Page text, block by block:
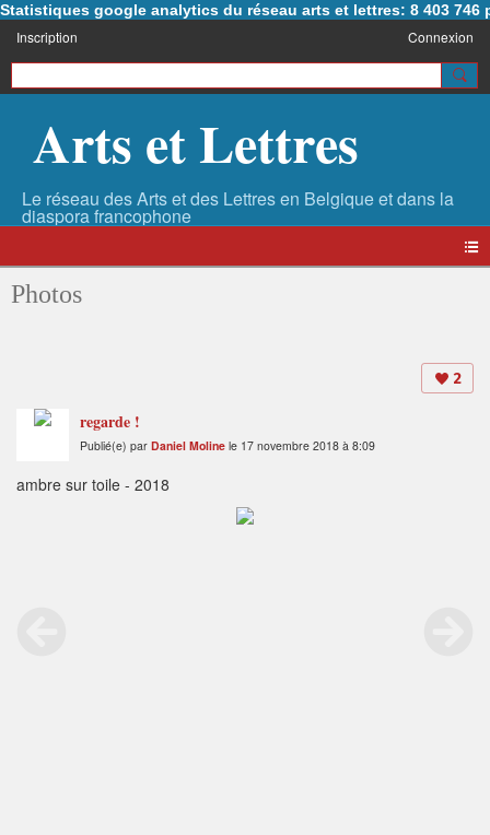
Statistiques google analytics du réseau arts et lettres: 8 403 746
Inscription Connexion
Arts et Lettres
Photos
2
regarde !
Publié(e) par Daniel Moline le 17 novembre 2018 à 8:09
ambre sur toile - 2018